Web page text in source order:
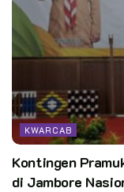
Kata Kunci:
kwarcab
KWARCAB
Kontingen
di Jambore